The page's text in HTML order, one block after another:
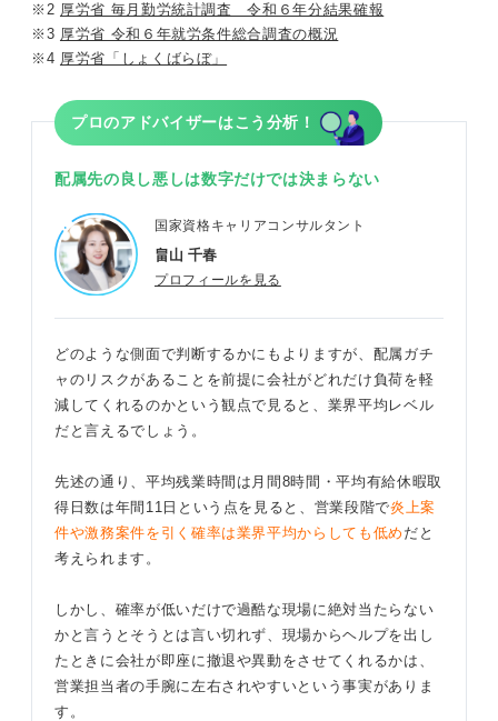
※2 厚労省 毎月勤労統計調査 令和６年分結果確報
※3 厚労省 令和６年就労条件総合調査の概況
※4 厚労省「しょくばらぼ」
プロのアドバイザーはこう分析！
配属先の良し悪しは数字だけでは決まらない
国家資格キャリアコンサルタント
畠山 千春
プロフィールを見る
どのような側面で判断するかにもよりますが、配属ガチ
ャのリスクがあることを前提に会社がどれだけ負荷を軽
減してくれるのかという観点で見ると、業界平均レベル
だと言えるでしょう。
先述の通り、平均残業時間は月間8時間・平均有給休暇取
得日数は年間11日という点を見ると、営業段階で炎上案
件や激務案件を引く確率は業界平均からしても低め だと
考えられます。
しかし、確率が低いだけで過酷な現場に絶対当たらない
かと言うとそうとは言い切れず、現場からヘルプを出し
たときに会社が即座に撤退や異動をさせてくれるかは、
営業担当者の手腕に左右されやすいという事実がありま
す。